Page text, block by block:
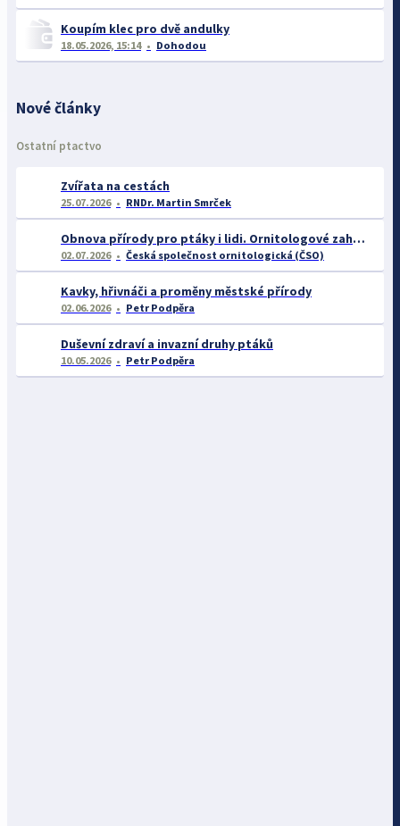
Koupím klec pro dvě andulky
18.05.2026, 15:14 Dohodou
Nové články
Ostatní ptactvo
Zvířata na cestách
25.07.2026 RNDr. Martin Smrček
Obnova přírody pro ptáky i lidi. Ornitologové zahájili důležitý projekt pro rozvoj Střimické výsypky
02.07.2026 Česká společnost ornitologická (ČSO)
Kavky, hřivnáči a proměny městské přírody
02.06.2026 Petr Podpěra
Duševní zdraví a invazní druhy ptáků
10.05.2026 Petr Podpěra